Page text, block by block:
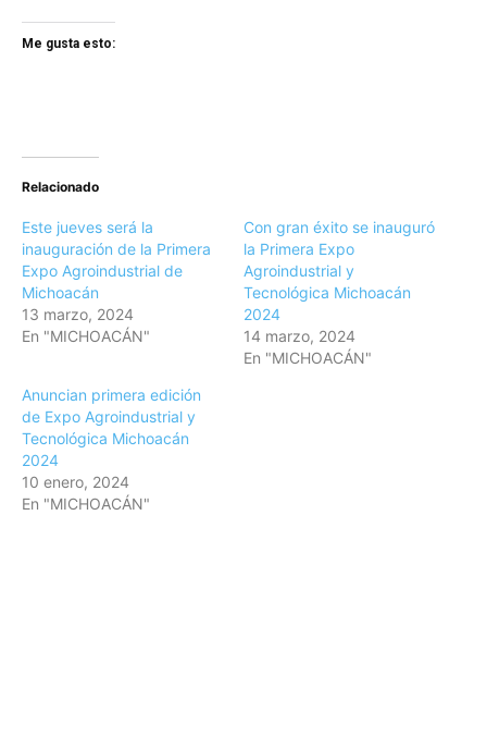
Me gusta esto:
Relacionado
Este jueves será la
inauguración de la Primera
Expo Agroindustrial de
Michoacán
13 marzo, 2024
En "MICHOACÁN"
Con gran éxito se inauguró
la Primera Expo
Agroindustrial y
Tecnológica Michoacán
2024
14 marzo, 2024
En "MICHOACÁN"
Anuncian primera edición
de Expo Agroindustrial y
Tecnológica Michoacán
2024
10 enero, 2024
En "MICHOACÁN"